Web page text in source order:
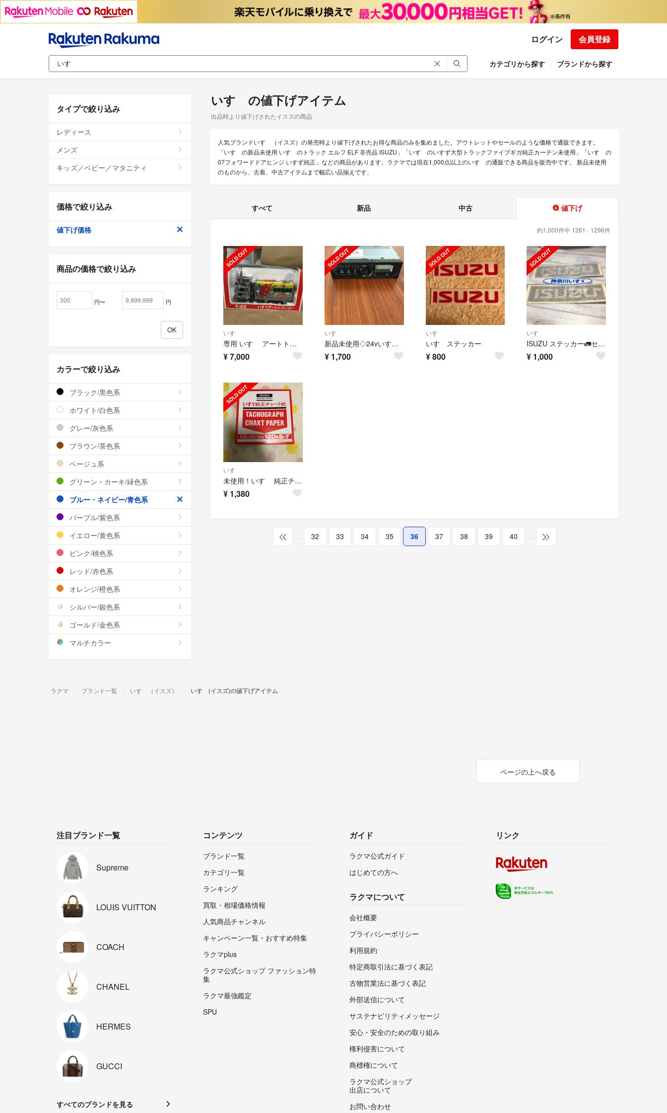
ログイン 会員登録
カテゴリから探す ブランドから探す
いすゞの値下げアイテム
出品時より値下げされたイスズの商品
人気ブランドいすゞ（イスズ）の発売時より値下げされたお得な商品のみを集めました。アウトレットやセールのような価格で通販できます。
「いすゞの新品未使用 いすゞのトラック エルフ ELF 非売品 ISUZU」「いすゞのいすず大型トラックファイブギガ純正カーテン未使用」「いすゞの
07フォワードドアヒンジ いすず純正」などの商品があります。ラクマでは現在1,000点以上のいすゞの通販できる商品を販売中です。 新品未使用
のものから、古着、中古アイテムまで幅広い品揃えです。
すべて 新品 中古 値下げ
約1,000件中 1261 - 1296件
いすゞ
専用 いすゞ アートトラッカー ダイヤペット トラック ヨネザワ
¥7,000
いすゞ
新品未使用◇24vいすゞ純正AM/FMラジオ
¥ 1,700
いすゞ
いすゞステッカー
¥800
いすゞ
ISUZU ステッカー🚛セット
¥ 1,000
いすゞ
未使用！いすゞ 純正チャート紙 6個セット
¥ 1,380
… 32 33 34 35 36 37 38 39 40 …
タイプで絞り込み
レディース
メンズ
キッズ／ベビー／マタニティ
価格で絞り込み
値下げ価格
商品の価格で絞り込み
円〜 円
カラーで絞り込み
ブラック/黒色系
ホワイト/白色系
グレー/灰色系
ブラウン/茶色系
ベージュ系
グリーン・カーキ/緑色系
ブルー・ネイビー/青色系
パープル/紫色系
イエロー/黄色系
ピンク/桃色系
レッド/赤色系
オレンジ/橙色系
シルバー/銀色系
ゴールド/金色系
マルチカラー
ラクマ ブランド一覧 いすゞ（イスズ） いすゞ(イスズ)の値下げアイテム
ページの上へ戻る
注目ブランド一覧
Supreme
LOUIS VUITTON
COACH
CHANEL
HERMES
GUCCI
すべてのブランドを見る
コンテンツ
ブランド一覧
カテゴリ一覧
ランキング
買取・相場価格情報
人気商品チャンネル
キャンペーン一覧・おすすめ特集
ラクマplus
ラクマ公式ショップ ファッション特
集
ラクマ最強鑑定
SPU
ガイド
ラクマ公式ガイド
はじめての方へ
ラクマについて
会社概要
プライバシーポリシー
利用規約
特定商取引法に基づく表記
古物営業法に基づく表記
外部送信について
サステナビリティメッセージ
安心・安全のための取り組み
権利侵害について
商標権について
ラクマ公式ショップ
出店について
お問い合わせ
リンク